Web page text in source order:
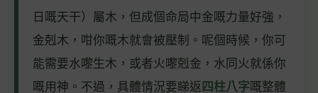
日嘅天干）屬木，但成個命局中金嘅力量好強，
金剋木，咁你嘅木就會被壓制。呢個時候，你可
能需要水嚟生木，或者火嚟剋金，水同火就係你
嘅用神。不過，具體情況要睇返 四柱八字嘅整體